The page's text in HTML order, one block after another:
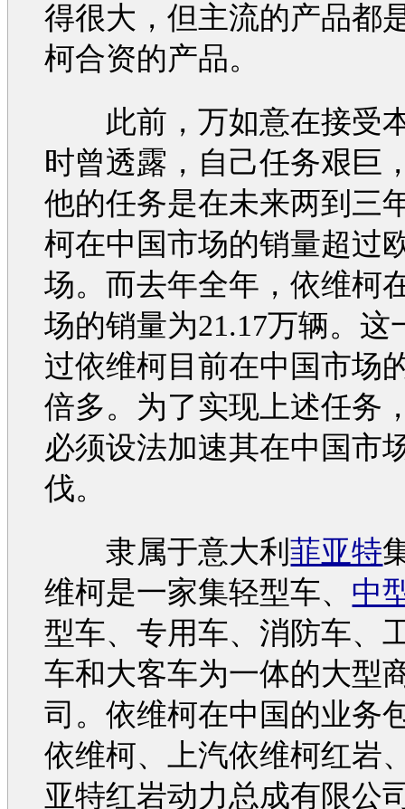
得很大，但主流的产品都
柯合资的产品。
此前，万如意在接受
时曾透露，自己任务艰巨
他的任务是在未来两到三
柯在中国市场的销量超过
场。而去年全年，依维柯
场的销量为21.17万辆。这
过依维柯 目前在中国市场
倍多。为了实现上述任务
必须设法加速其在中国市
伐。
隶属于意大利菲亚特
维柯是一家集轻型车、 中
型车、专用车、消防车、
车和大客车为一体的大型
司。依维柯在中国的业务
依维柯、上汽依维柯红岩
亚特红岩动力总成有限公